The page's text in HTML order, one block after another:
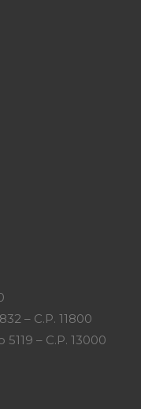
– C.P. 11800
– C.P. 13000